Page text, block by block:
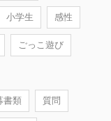
小学生 感性
ごっこ遊び
書類 質問